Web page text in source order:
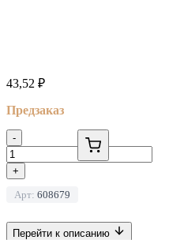
43,52 ₽
Предзаказ
-
+
Арт: 608679
Перейти к описанию